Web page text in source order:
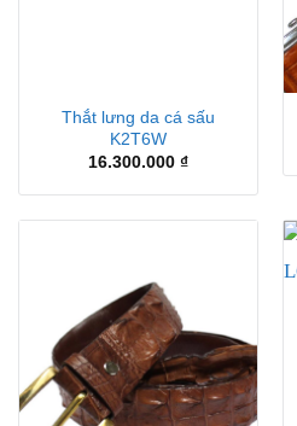
Thắt lưng da cá sấu
K2T6W
16.300.000 ₫